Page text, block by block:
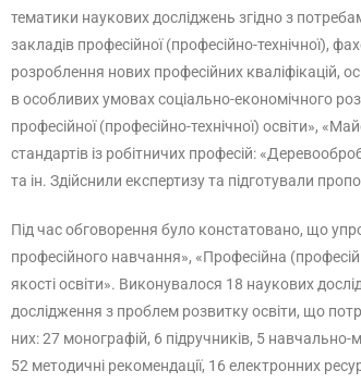
тематики наукових досліджень згідно з
закладів професійної (професійно-технічної),
розроблення нових професійних кваліфікацій,
в особливих умовах соціально-економічного
професійної (професійно-технічної) освіти»,
стандартів із робітничих професій:
та ін. Здійснили експертизу та підготували
Під час обговорення було констатовано, що
професійного навчання», «Професійна
якості освіти». Виконувалося 18 наукових
дослідження з проблем розвитку освіти, що
них: 27 монографій, 6 підручників, 5 навчально-
52 методичні рекомендації, 16 електронних